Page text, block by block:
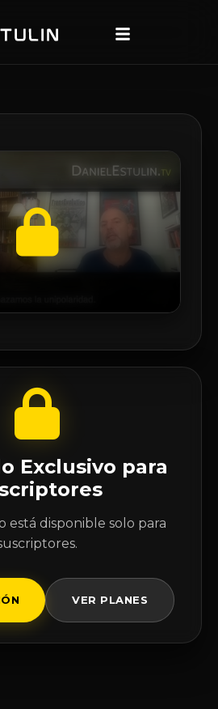
Exclusivo para
está disponible solo para
VER PLANES